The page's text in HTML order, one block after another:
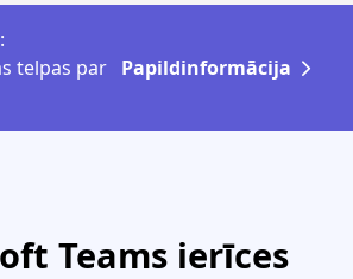
telpas par Papildinformācija
Teams ierīces